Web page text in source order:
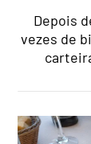
Depois
vezes de